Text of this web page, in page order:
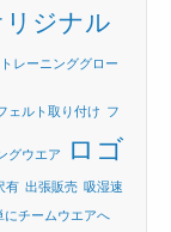
リジナル
トレーニンググロー
ェルト取り付け フ
グウエア ロゴ
有 出張販売 吸湿速
にチームウエアへ